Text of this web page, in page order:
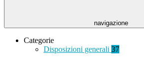
navigazione
Categorie
Disposizioni generali 37